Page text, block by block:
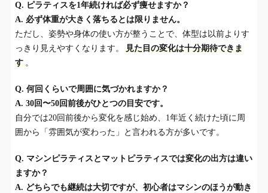
Q. ピラティスを1年続ければ必ず痩せますか？
A. 必ず体重が大きく落ちるとは限りません。
ただし、姿勢や身体の使い方が整うことで、体型は以前よりす
っきり見えやすくなります。
見た目の変化は十分期待できま
す 。
Q. 何回くらいで周囲に気づかれますか？
A. 30回〜50回前後がひとつの目安です。
自分では20回前後から変化を感じ始め、1年近く続けた頃に周
囲から「雰囲気が変わった」と言われる方が多いです。
Q. マシンピラティスとマットピラティスでは変化の出方は違い
ますか？
A. どちらでも継続は大切ですが、初心者はマシンのほうが動き